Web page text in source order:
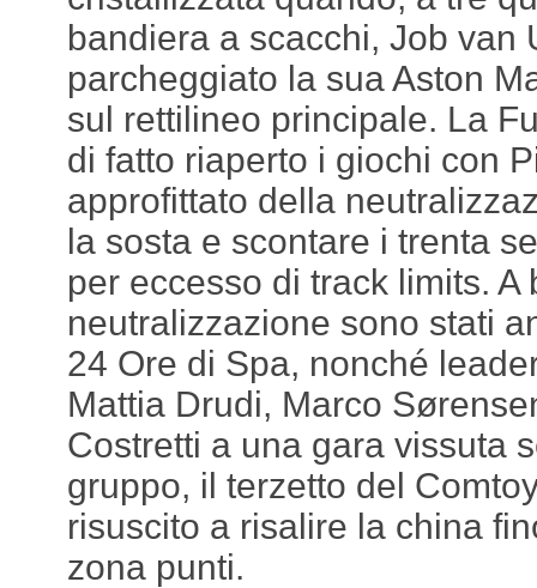
bandiera a scacchi, Job van
parcheggiato la sua Aston
sul rettilineo principale. La
di fatto riaperto i giochi con
approfittato della
la sosta e scontare i trenta
per eccesso di track limits.
neutralizzazione sono stati
24 Ore di Spa, nonché
Mattia Drudi, Marco
Costretti a una gara vissuta
gruppo, il terzetto del
risuscito a risalire la china
zona punti.